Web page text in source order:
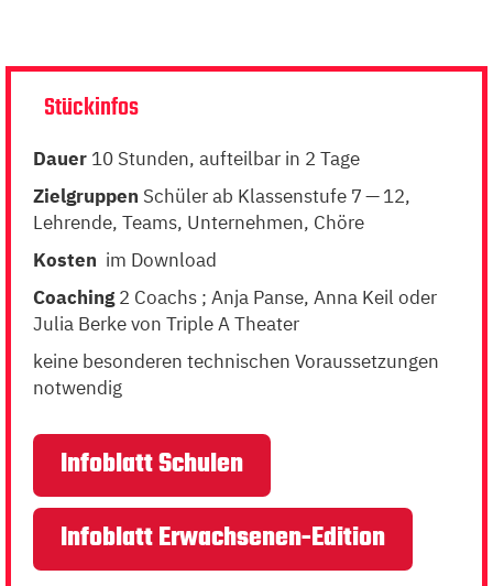
Stückinfos
Dauer 10 Stun­den, aufteil­bar in 2 Tage
Ziel­grup­pen Schülerab Klassen­stufe 7—12,
Lehrende, Teams, Unternehmen, Chöre
Kosten im Download
Coach­ing 2 Coachs ; Anja Panse, Anna Keil oder
Julia Berke von Triple A Theater
keine beson­deren tech­nis­chen Voraus­set­zun­gen
notwendig
Infoblatt Schulen
Infoblatt Erwach­se­nen-Edi­tion